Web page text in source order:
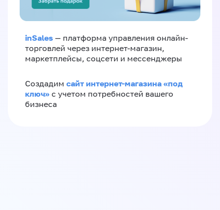
inSales — платформа управления онлайн-
торговлей через интернет-магазин,
маркетплейсы, соцсети и мессенджеры
Создадим сайт интернет-магазина «под
ключ» с учетом потребностей вашего
бизнеса